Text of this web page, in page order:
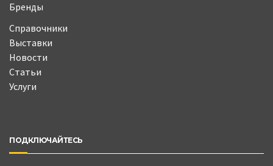
Бренды
Справочники
Выставки
Новости
Статьи
Услуги
ПОДКЛЮЧАЙТЕСЬ